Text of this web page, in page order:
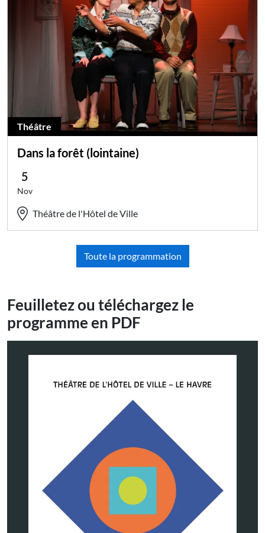
Théâtre
Dans la forêt (lointaine)
5
Nov
Théâtre de l'Hôtel de Ville
Toute la programmation
Feuilletez ou téléchargez le
programme en PDF